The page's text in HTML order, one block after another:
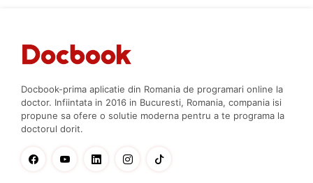
Docbook-prima aplicatie din Romania de programari online la
doctor. Infiintata in 2016 in Bucuresti, Romania, compania isi
propune sa ofere o solutie moderna pentru a te programa la
doctorul dorit.